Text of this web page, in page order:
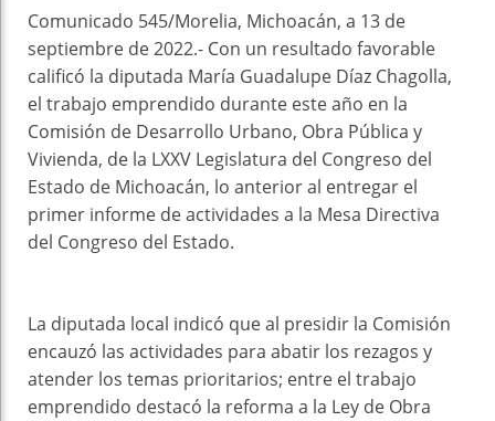
Comunicado 545/Morelia, Michoacán, a 13 de
septiembre de 2022.- Con un resultado favorable
calificó la diputada María Guadalupe Díaz Chagolla,
el trabajo emprendido durante este año en la
Comisión de Desarrollo Urbano, Obra Pública y
Vivienda, de la LXXV Legislatura del Congreso del
Estado de Michoacán, lo anterior al entregar el
primer informe de actividades a la Mesa Directiva
del Congreso del Estado.
La diputada local indicó que al presidir la Comisión
encauzó las actividades para abatir los rezagos y
atender los temas prioritarios; entre el trabajo
emprendido destacó la reforma a la Ley de Obra